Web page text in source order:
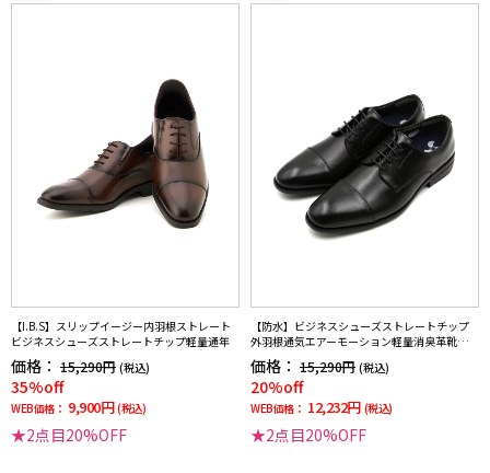
【I.B.S】スリップイージー内羽根ストレート
ビジネスシューズストレートチップ軽量通年
価格： 15,290円 (税込)
35%off
WEB価格： 9,900円 (税込)
★2点目20%OFF
【防水】ビジネスシューズストレートチップ
外羽根通気エアーモーション軽量消臭革靴リ
ッケンバッカー通年
価格： 15,290円 (税込)
20%off
WEB価格： 12,232円 (税込)
★2点目20%OFF